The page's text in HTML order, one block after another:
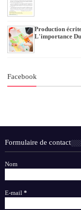
Production
L'importance
Facebook
Formulaire de contact
Nom
E-mail *